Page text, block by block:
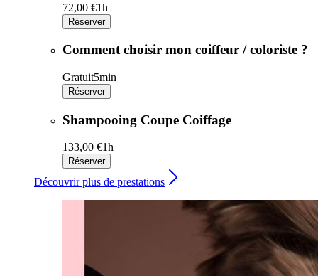
72,00 €1h
Réserver
Comment choisir mon coiffeur / coloriste ?
Gratuit5min
Réserver
Shampooing Coupe Coiffage
133,00 €1h
Réserver
Découvrir plus de prestations